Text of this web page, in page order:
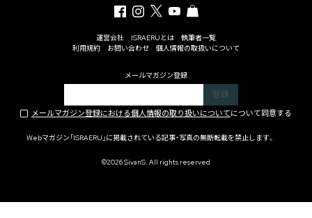
運営会社 ISRAERUとは
執筆者一覧
利用規約
お問い合わせ 個人情報の取扱いについて
メールマガジン登録
メールマガジン登録における個人情報の取り扱いについてについて同意する
Webマガジン「ISRAERU」に掲載されている記事・写真の無断転載を禁止します。
©2026 SivanS. All rights reserved